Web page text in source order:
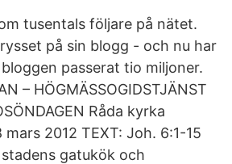
tusentals följare på nätet.
på sin blogg - och nu har
passerat tio miljoner.
– HÖGMÄSSOGIDSTJÄNST
Råda kyrka
mars 2012 TEXT: Joh. 6:1-15
gatukök och